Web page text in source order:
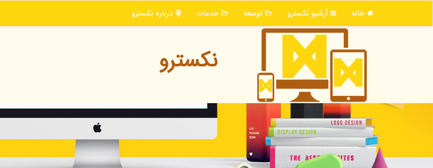
خانه آرشیو نكسترو توسعه خدمات درباره نكسترو
نكسترو